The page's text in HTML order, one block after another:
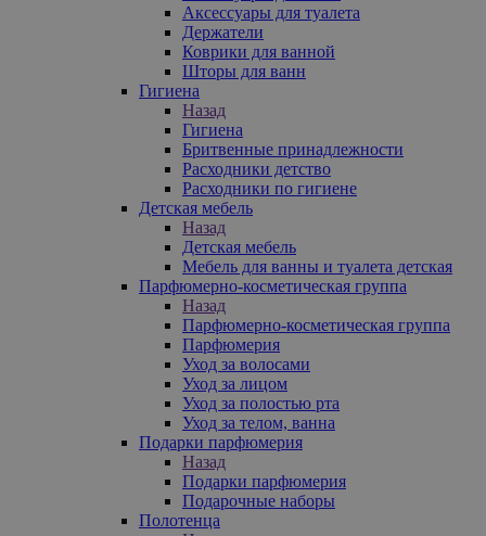
Аксессуары для туалета
Держатели
Коврики для ванной
Шторы для ванн
Гигиена
Назад
Гигиена
Бритвенные принадлежности
Расходники детство
Расходники по гигиене
Детская мебель
Назад
Детская мебель
Мебель для ванны и туалета детская
Парфюмерно-косметическая группа
Назад
Парфюмерно-косметическая группа
Парфюмерия
Уход за волосами
Уход за лицом
Уход за полостью рта
Уход за телом, ванна
Подарки парфюмерия
Назад
Подарки парфюмерия
Подарочные наборы
Полотенца